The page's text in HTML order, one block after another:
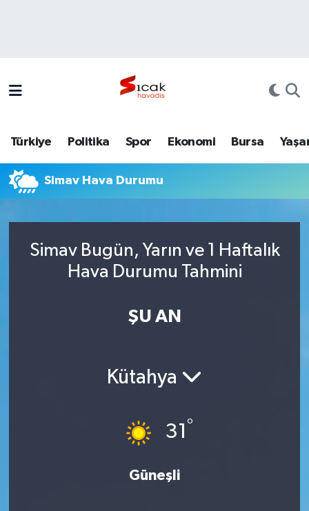
Türkiye Politika Spor Ekonomi Bursa
Simav Hava Durumu
Simav Bugün, Yarın ve 1 Haftalık
Hava Durumu Tahmini
ŞU AN
Kütahya
31 °
Güneşli
Türkiye
Haber Arşivi